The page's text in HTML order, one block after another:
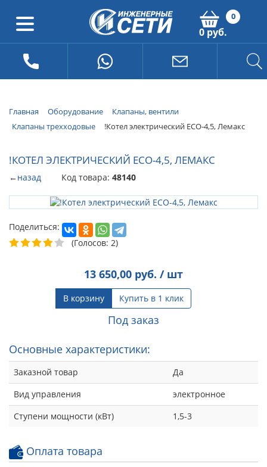
0
0 руб.
Главная Оборудование
Клапаны, вентили
Клапаны трехходовые
!Котел электрический ECO-4,5, Лемакс
!КОТЕЛ ЭЛЕКТРИЧЕСКИЙ ECO-4,5, ЛЕМАКС
←назад Код товара: 48140
Поделиться:
(Голосов: 2)
13 650,00 руб. / шт
В корзину Купить в 1 клик
Под заказ
Основные характеристики:
Заказной товар
Да
Вид управления
электронное
Ступени мощности (кВт)
1,5-3
Оплата товара